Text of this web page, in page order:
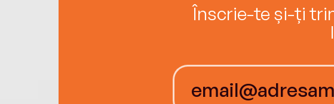
Înscrie-te și-ți